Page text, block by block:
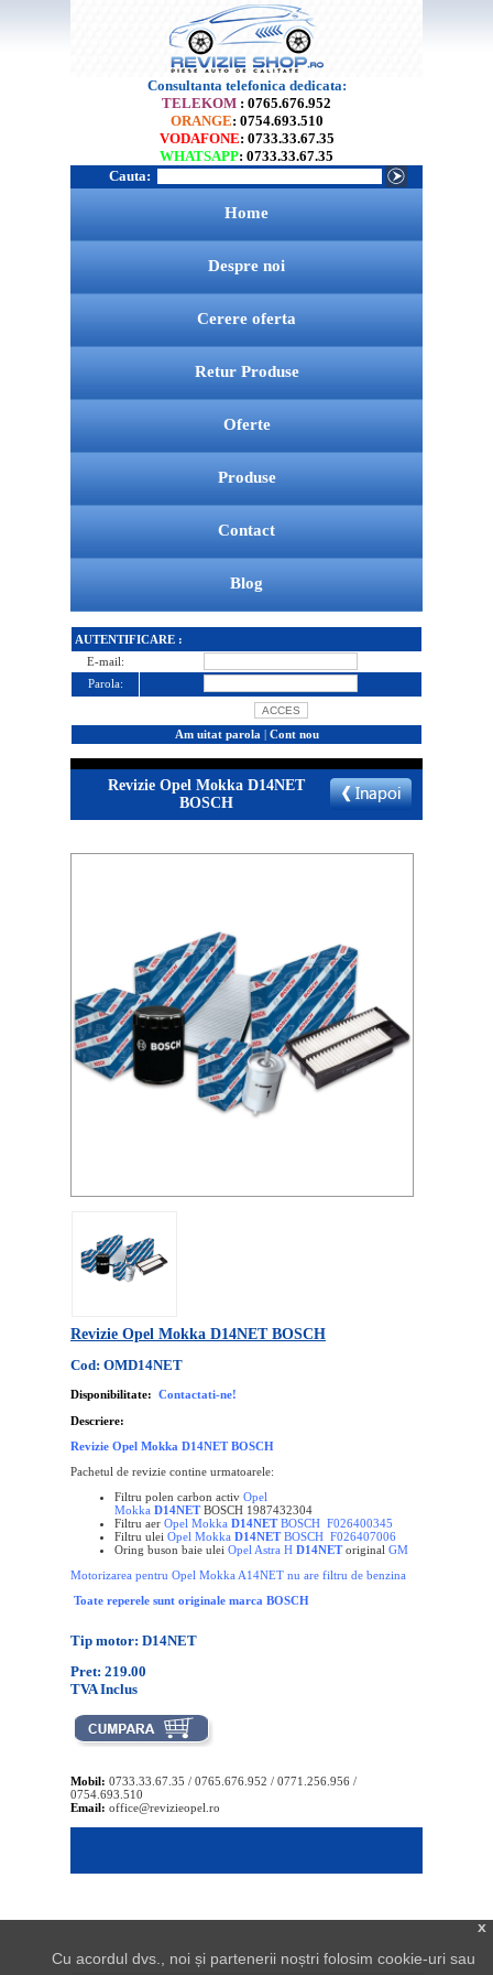
Consultanta telefonica dedicata:
TELEKOM : 0765.676.952
ORANGE: 0754.693.510
VODAFONE: 0733.33.67.35
WHATSAPP: 0733.33.67.35
Cauta:
Home
Despre noi
Cerere oferta
Retur Produse
Oferte
Produse
Contact
Blog
AUTENTIFICARE :
E-mail:
Parola:
Am uitat parola | Cont nou
Revizie Opel Mokka D14NET
BOSCH
Revizie Opel Mokka D14NET BOSCH
Cod: OMD14NET
Disponibilitate: Contactati-ne!
Descriere:
Revizie Opel Mokka D14NETBOSCH
Pachetul de revizie contine urmatoarele:
Filtru polen carbon activ Opel
Mokka D14NETBOSCH 1987432304
Filtru aer Opel Mokka D14NETBOSCH F026400345
Filtru ulei Opel Mokka D14NETBOSCH F026407006
Oring buson baie ulei Opel Astra H D14NEToriginal GM
Motorizarea pentru Opel Mokka A14NET nu are filtru de benzina
Toate reperele sunt originale marca BOSCH
Tip motor: D14NET
Pret: 219.00
TVA Inclus
Mobil: 0733.33.67.35 / 0765.676.952 / 0771.256.956 /
0754.693.510
Email: office@revizieopel.ro
x
Cu acordul dvs., noi și partenerii noștri folosim cookie-uri sau